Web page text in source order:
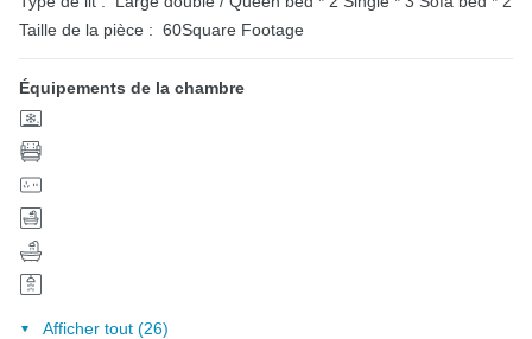
Taille de la pièce : 60Square Footage
Équipements de la chambre
Afficher tout (26)